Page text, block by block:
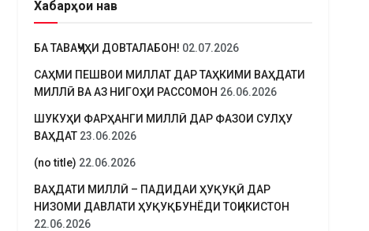
Хабарҳои нав
БА ТАВАҶҶУҲИ ДОВТАЛАБОН! 02.07.2026
САҲМИ ПЕШВОИ МИЛЛАТ ДАР ТАҲКИМИ ВАҲДАТИ
МИЛЛӢ ВА АЗ НИГОҲИ РАССОМОН 26.06.2026
ШУКУҲИ ФАРҲАНГИ МИЛЛӢ ДАР ФАЗОИ СУЛҲУ
ВАҲДАТ 23.06.2026
(no title) 22.06.2026
ВАҲДАТИ МИЛЛӢ – ПАДИДАИ ҲУҚУҚӢ ДАР
НИЗОМИ ДАВЛАТИ ҲУҚУҚБУНЁДИ ТОҶИКИСТОН
22.06.2026